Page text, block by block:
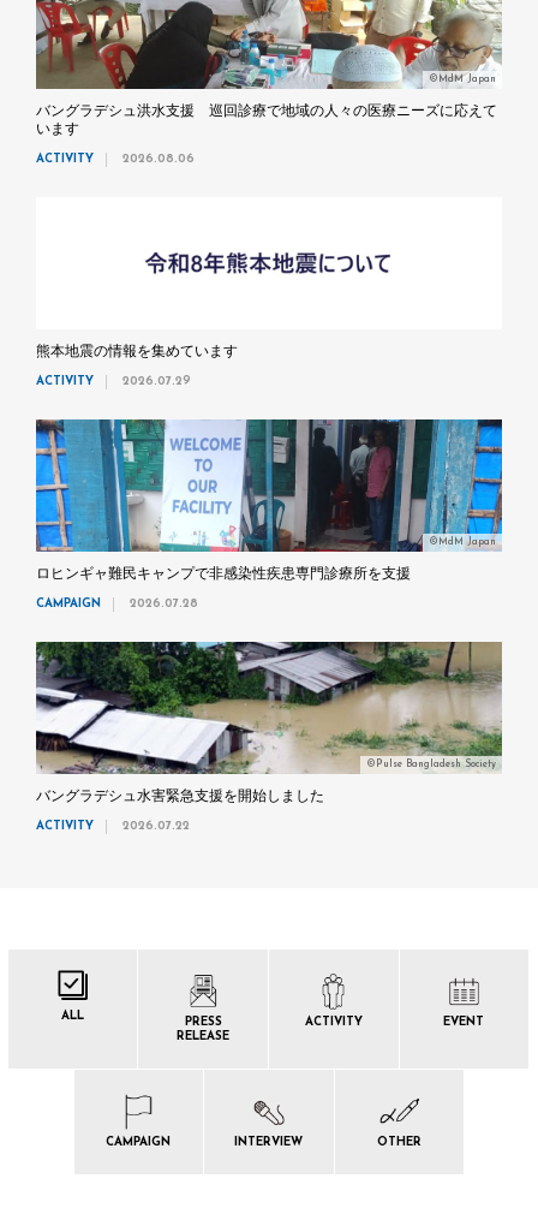
©MdM Japan
バングラデシュ洪水支援 巡回診療で地域の人々の医療ニーズに応えて
います
ACTIVITY 2026.08.06
熊本地震の情報を集めています
ACTIVITY 2026.07.29
©MdM Japan
ロヒンギャ難民キャンプで非感染性疾患専門診療所を支援
CAMPAIGN 2026.07.28
©Pulse Bangladesh Society
バングラデシュ水害緊急支援を開始しました
ACTIVITY 2026.07.22
ALL
PRESS
RELEASE
ACTIVITY EVENT
CAMPAIGN INTERVIEW OTHER